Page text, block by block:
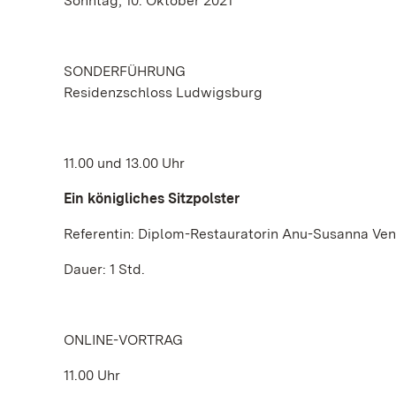
SONDERFÜHRUNG
Residenzschloss Ludwigsburg
11.00 und 13.00 Uhr
Ein königliches Sitzpolster
Referentin: Diplom-Restauratorin Anu-Susanna
Dauer: 1 Std.
ONLINE-VORTRAG
11.00 Uhr